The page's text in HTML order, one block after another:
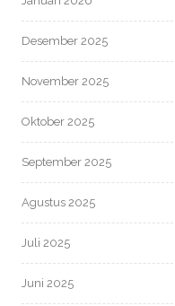
Desember 2025
November 2025
Oktober 2025
September 2025
Agustus 2025
Juli 2025
Juni 2025